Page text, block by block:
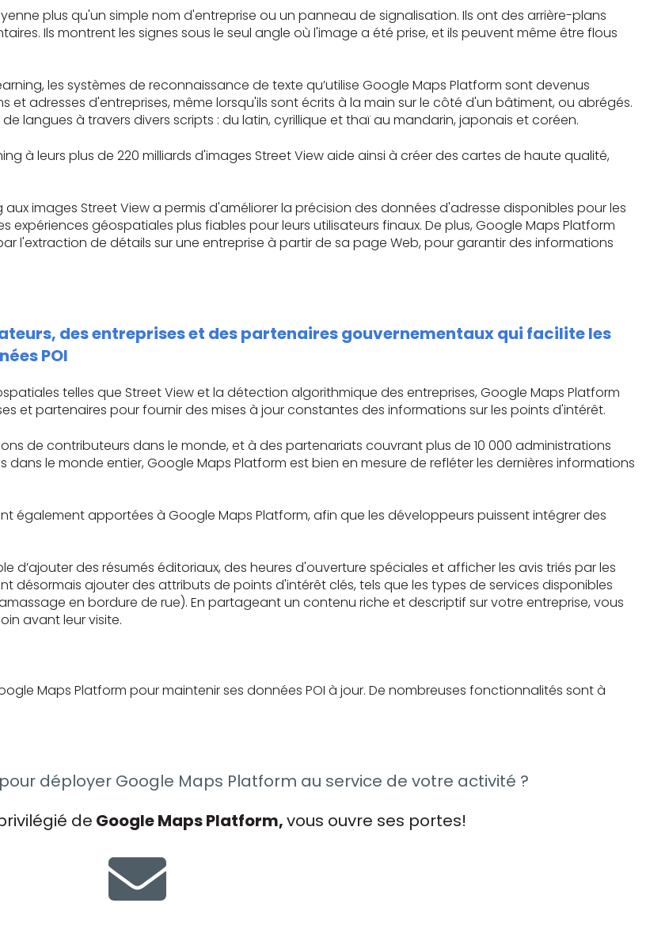
plus qu'un simple nom d'entreprise ou un panneau de signalisation. Ils ont des arrière-plans
Ils montrent les signes sous le seul angle où l'image a été prise, et ils peuvent même être flous
les systèmes de reconnaissance de texte qu’utilise Google Maps Platform sont devenus
adresses d'entreprises, même lorsqu'ils sont écrits à la main sur le côté d'un bâtiment, ou abrégés.
langues à travers divers scripts : du latin, cyrillique et thaï au mandarin, japonais et coréen.
à leurs plus de 220 milliards d'images Street View aide ainsi à créer des cartes de haute qualité,
images Street View a permis d'améliorer la précision des données d'adresse disponibles pour les
géospatiales plus fiables pour leurs utilisateurs finaux. De plus, Google Maps Platform
l'extraction de détails sur une entreprise à partir de sa page Web, pour garantir des informations
des entreprises et des partenaires gouvernementaux qui facilite les
POI
telles que Street View et la détection algorithmique des entreprises, Google Maps Platform
et partenaires pour fournir des mises à jour constantes des informations sur les points d'intérêt.
de contributeurs dans le monde, et à des partenariats couvrant plus de 10 000 administrations
le monde entier, Google Maps Platform est bien en mesure de refléter les dernières informations
également apportées à Google Maps Platform, afin que les développeurs puissent intégrer des
d’ajouter des résumés éditoriaux, des heures d'ouverture spéciales et afficher les avis triés par les
désormais ajouter des attributs de points d'intérêt clés, tels que les types de services disponibles
en bordure de rue). En partageant un contenu riche et descriptif sur votre entreprise, vous
avant leur visite.
Maps Platform pour maintenir ses données POI à jour. De nombreuses fonctionnalités sont à
déployer Google Maps Platform au service de votre activité ?
de Google Maps Platform,vous ouvre ses portes!